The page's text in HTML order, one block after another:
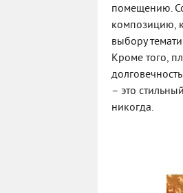
помещению.
композицию,
выбору
Кроме того,
– это
никогда.